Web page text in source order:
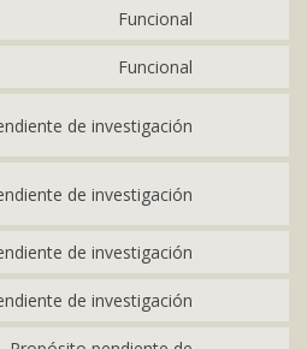
service
Funcional
service
recaptcha
Funcional
de investigación
to
google-
de investigación
to
service
maps
de investigación
service
de investigación